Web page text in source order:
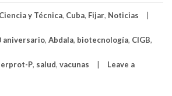
Ciencia y Técnica, Cuba, Fijar, Noticias
aniversario, Abdala, biotecnología, CIGB,
P, salud, vacunas Leave a